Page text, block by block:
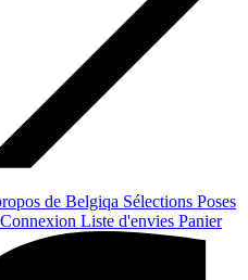
de Belgiqa Sélections Poses
Connexion Liste d'envies Panier